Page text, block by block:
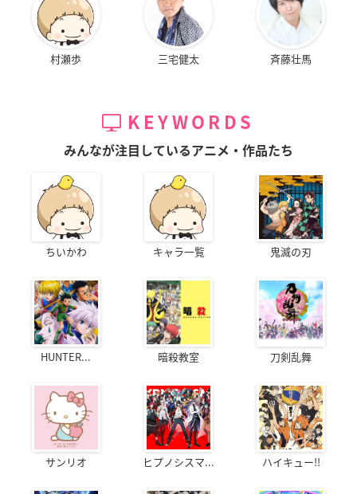
村瀬歩 三宅健太 斉藤壮馬
KEYWORDS
みんなが注目しているアニメ・作品たち
ちいかわ キャラ一覧 鬼滅の刃
HUNTER... 暗殺教室 刀剣乱舞
サンリオ ヒプノシスマ... ハイキュー!!